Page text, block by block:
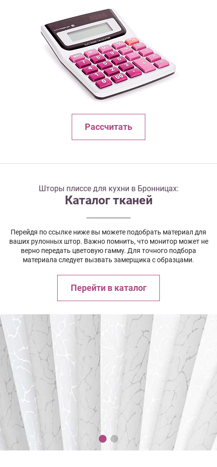
Рассчитать
Шторы плиссе для кухни в Бронницах:
Каталог тканей
Перейдя по ссылке ниже вы можете подобрать материал для
ваших рулонных штор. Важно помнить, что монитор может не
верно передать цветовую гамму. Для точного подбора
материала следует вызвать замерщика с образцами.
Перейти в каталог